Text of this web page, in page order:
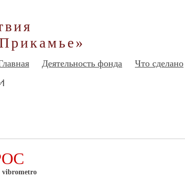
Деятельность фонда Что сделано
vibrometro